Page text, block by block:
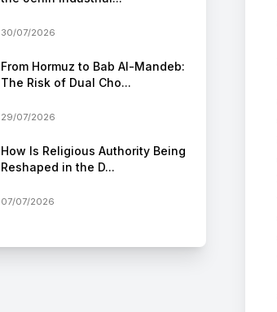
30/07/2026
From Hormuz to Bab Al-Mandeb:
The Risk of Dual Cho...
29/07/2026
How Is Religious Authority Being
Reshaped in the D...
07/07/2026